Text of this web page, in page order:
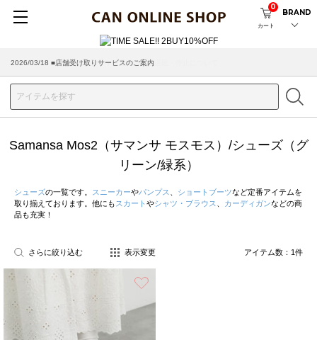
カート
0
BRAND
2026/03/18 ■店舗受け取りサービスのご案内
Samansa Mos2（サマンサ モスモス）/シューズ（グ
リーン/緑系）
シューズの一覧です。 スニーカーやパンプス ショートブーツなど定番アイテムを
取り揃えております。他にも スカート やシャツ・ブラウス カーディガンなどの商
品も充実！
さらに絞り込む 表示変更 アイテム数： 1件